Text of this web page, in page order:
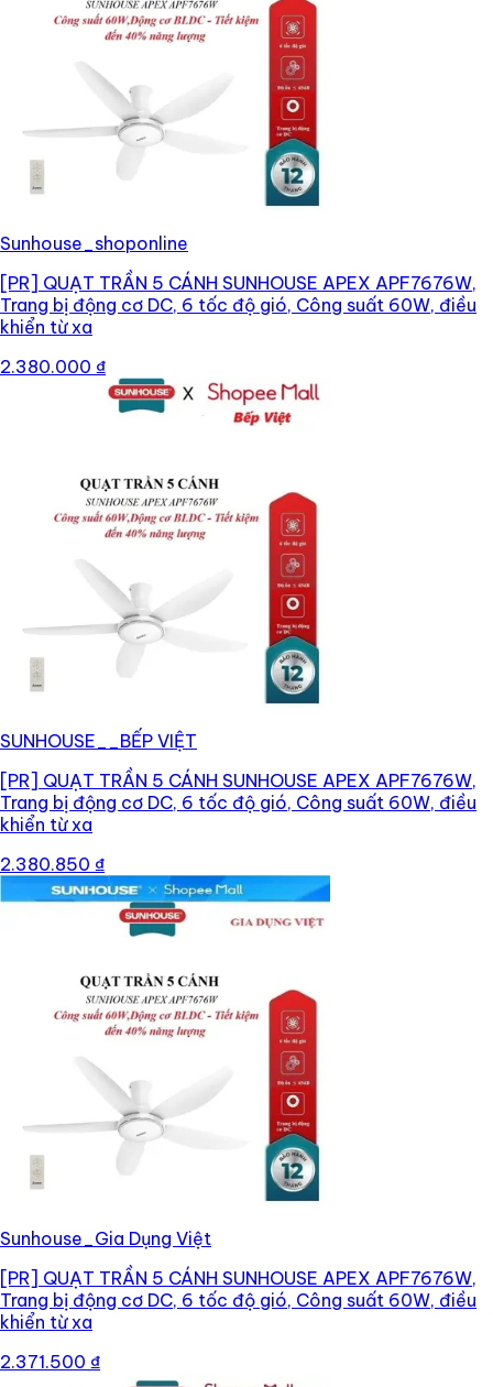
Sunhouse_shoponline
[PR] QUẠT TRẦN 5 CÁNH SUNHOUSE APEX APF7676W,
Trang bị động cơ DC, 6 tốc độ gió, Công suất 60W, điều
khiển từ xa
2.380.000 ₫
SUNHOUSE__BẾP VIỆT
[PR] QUẠT TRẦN 5 CÁNH SUNHOUSE APEX APF7676W,
Trang bị động cơ DC, 6 tốc độ gió, Công suất 60W, điều
khiển từ xa
2.380.850 ₫
Sunhouse_Gia Dụng Việt
[PR] QUẠT TRẦN 5 CÁNH SUNHOUSE APEX APF7676W,
Trang bị động cơ DC, 6 tốc độ gió, Công suất 60W, điều
khiển từ xa
2.371.500 ₫